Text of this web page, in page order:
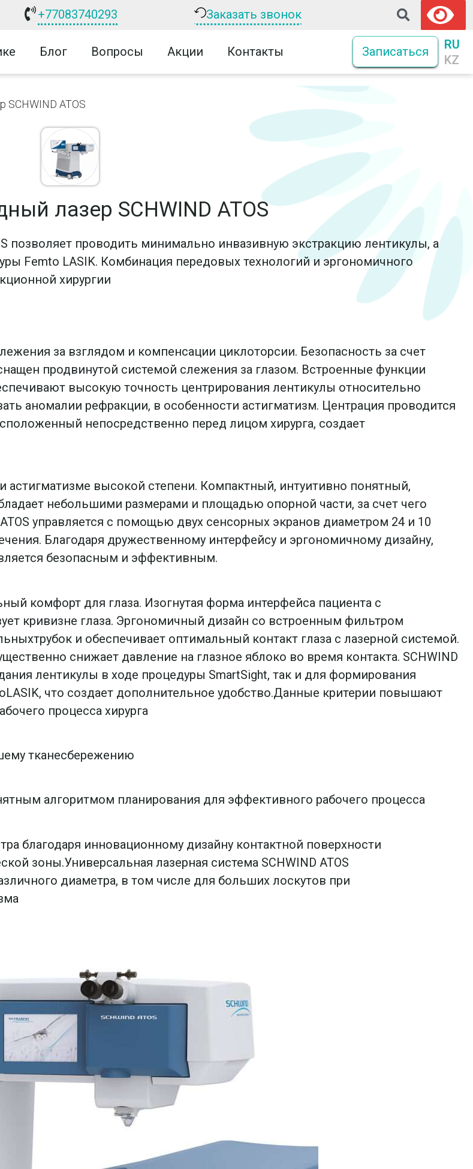
+77083740293 Заказать звонок
Блог Вопросы Акции Контакты Записаться
RU
KZ
ATOS
лазер SCHWIND ATOS
позволяет проводить минимально инвазивную экстракцию лентикулы, а
Femto LASIK. Комбинация передовых технологий и эргономичного
хирургии
за взглядом и компенсации циклоторсии. Безопасность за счет
продвинутой системой слежения за глазом. Встроенные функции
высокую точность центрирования лентикулы относительно
аномалии рефракции, в особенности астигматизм. Центрация проводится
непосредственно перед лицом хирурга, создает
астигматизме высокой степени. Компактный, интуитивно понятный,
небольшими размерами и площадью опорной части, за счет чего
управляется с помощью двух сенсорных экранов диаметром 24 и 10
Благодаря дружественному интерфейсу и эргономичному дизайну,
безопасным и эффективным.
комфорт для глаза. Изогнутая форма интерфейса пациента с
кривизне глаза. Эргономичный дизайн со встроенным фильтром
и обеспечивает оптимальный контакт глаза с лазерной системой.
снижает давление на глазное яблоко во время контакта. SCHWIND
лентикулы в ходе процедуры SmartSight, так и для формирования
что создает дополнительное удобство.Данные критерии повышают
процесса хирурга
тканесбережению
алгоритмом планирования для эффективного рабочего процесса
благодаря инновационному дизайну контактной поверхности
зоны.Универсальная лазерная система SCHWIND ATOS
диаметра, в том числе для больших лоскутов при